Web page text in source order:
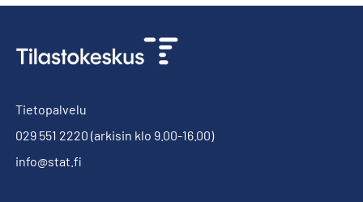
Tietopalvelu
029 551 2220 (arkisin klo 9.00-16.00)
info@stat.fi